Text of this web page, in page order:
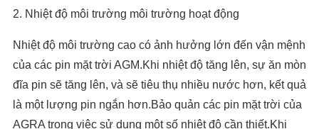
2. Nhiệt độ môi trường môi trường hoạt động
Nhiệt độ môi trường cao có ảnh hưởng lớn đến vận mệnh
của các pin mặt trời AGM.Khi nhiệt độ tăng lên, sự ăn mòn
đĩa pin sẽ tăng lên, và sẽ tiêu thụ nhiều nước hơn, kết quả
là một lượng pin ngắn hơn.Bảo quản các pin mặt trời của
AGRA trong việc sử dụng một số nhiệt độ cần thiết.Khi